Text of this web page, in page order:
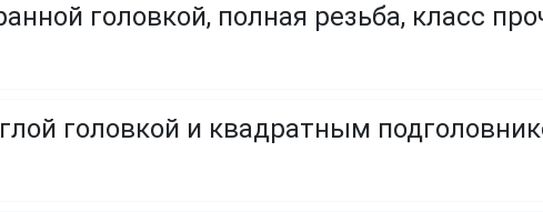
головкой, полная резьба, класс
головкой и квадратным